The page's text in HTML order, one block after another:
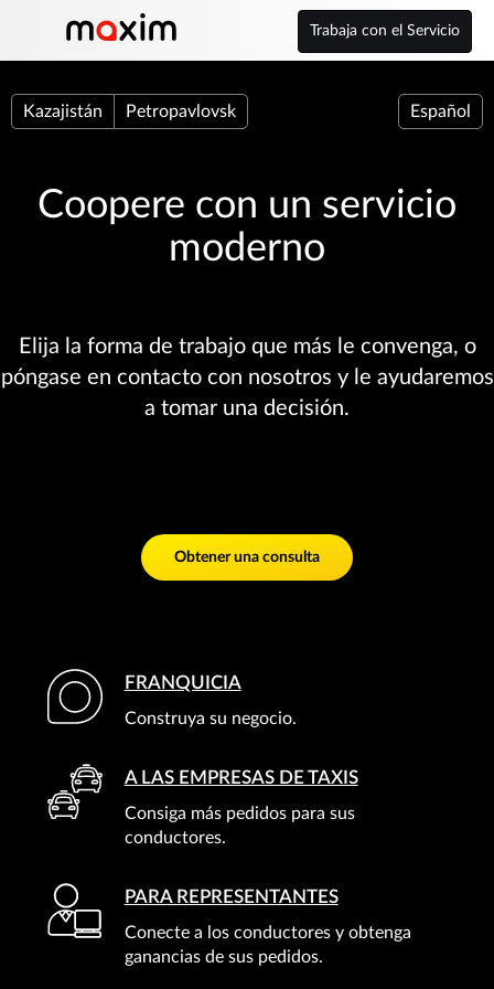
Trabaja con el Servicio
Kazajistán Petropavlovsk Español
Coopere con un servicio
moderno
Elija la forma de trabajo que más le convenga, o
póngase en contacto con nosotros y le ayudaremos
a tomar una decisión.
Obtener una consulta
FRANQUICIA
Construya su negocio.
A LAS EMPRESAS DE TAXIS
Consiga más pedidos para sus
conductores.
PARA REPRESENTANTES
Conecte a los conductores y obtenga
ganancias de sus pedidos.